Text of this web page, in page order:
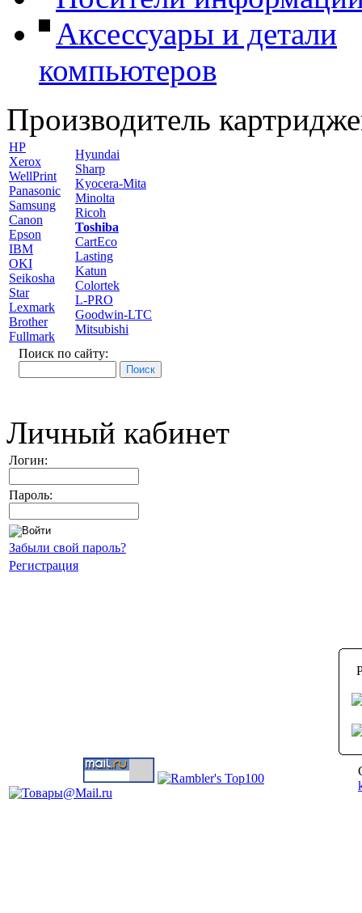
Аксессуары и детали
компьютеров
Производитель
HP
Xerox
WellPrint
Panasonic
Samsung
Canon
Epson
IBM
OKI
Seikosha
Star
Lexmark
Brother
Fullmark
Hyundai
Sharp
Kyocera-Mita
Minolta
Ricoh
Toshiba
CartEco
Lasting
Katun
Colortek
L-PRO
Goodwin-LTC
Mitsubishi
Поиск по сайту:
Личный кабинет
Логин:
Пароль:
Забыли свой пароль?
Регистрация